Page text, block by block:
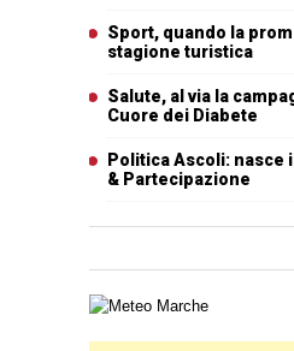
Sport, quando la
stagione turistica
Salute, al via la
Cuore dei Diabete
Politica Ascoli: nasce
& Partecipazione
Carta meteorologica delle